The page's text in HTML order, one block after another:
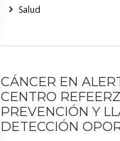
Salud
CÁNCER EN
CENTRO
PREVENCIÓN Y
DETECCIÓN